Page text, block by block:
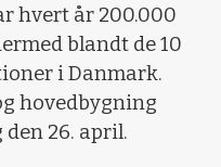
hvert år 200.000
blandt de 10
i Danmark.
hovedbygning
26. april.